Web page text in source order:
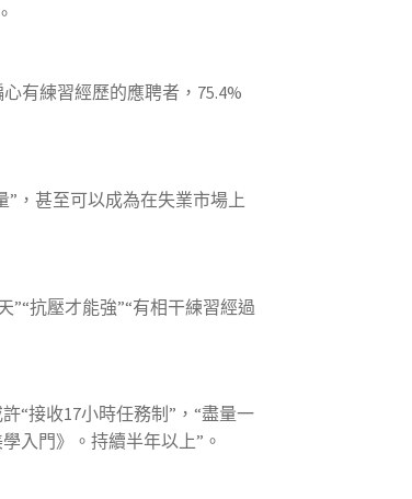
有練習經歷的應聘者，75.4%
，甚至可以成為在失業市場上
抗壓才能強”“有相干練習經過
“接收17小時任務制”，“盡量一
入門》。持續半年以上”。